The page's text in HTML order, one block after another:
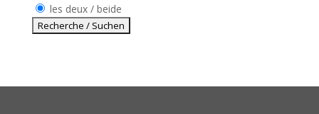
les deux / beide